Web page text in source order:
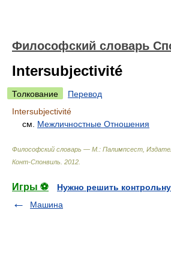
Философский словарь
Intersubjectivité
Толкование
Перевод
Intersubjectivité
см. Межличностные Отношения
Философский словарь — М.: Палимпсест,
Конт-Спонвиль 2012
Игры ⚽
Нужно решить
Машина